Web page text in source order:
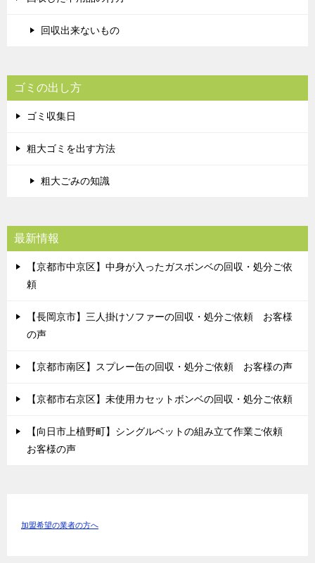
回収出来ないもの
ゴミの出し方
ゴミ収集日
粗大ゴミを出す方法
粗大ごみの知識
最新情報
【京都市中京区】中身が入ったガスボンベの回収・処分ご依
頼
【長岡京市】三人掛けソファーの回収・処分ご依頼 お客様
の声
【京都市南区】スプレー缶の回収・処分ご依頼 お客様の声
【京都市右京区】未使用カセットボンベの回収・処分ご依頼
【向日市上植野町】シングルベットの組み立て作業ご依頼
お客様の声
加盟希望の業者の方へ